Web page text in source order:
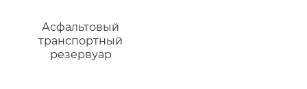
Асфальтовый
транспортный
резервуар